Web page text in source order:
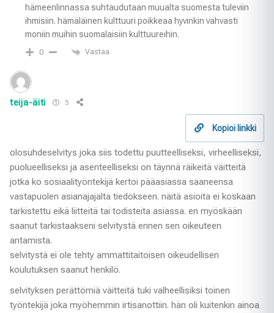
hämeenlinnassa suhtaudutaan muualta suomesta tuleviin
ihmisiin. hämäläinen kulttuuri poikkeaa hyvinkin vahvasti
moniin muihin suomalaisiin kulttuureihin.
0 Vastaa
teija-äiti 5
Kopioi linkki
olosuhdeselvitys joka siis todettu puutteelliseksi, virheelliseksi,
puolueelliseksi ja asenteelliseksi on täynnä räikeitä väitteitä
jotka ko sosiaalityöntekijä kertoi pääasiassa saaneensa
vastapuolen asianajajalta tiedokseen. näitä asioita ei koskaan
tarkistettu eikä liitteitä tai todisteita asiassa. en myöskään
saanut tarkistaakseni selvitystä ennen sen oikeuteen
antamista.
selvitystä ei ole tehty ammattitaitoisen oikeudellisen
koulutuksen saanut henkilö.
selvityksen perättömiä väitteitä tuki valheellisiksi toinen
työntekijä joka myöhemmin irtisanottiin. hän oli kuitenkin ainoa